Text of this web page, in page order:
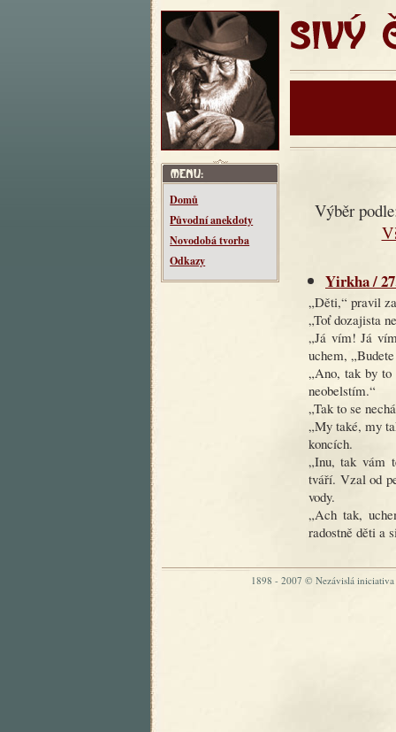
SIVÝ
Domů
Původní anekdoty
Novodobá tvorba
Odkazy
Výběr
Yirkha /
„Děti,“ pravil
„Toť dozajista
„Já vím! Já
uchem,
„Ano, tak by
neobelstím.“
„Tak to se
„My také, my
koncích.
„Inu, tak vám
tváří. Vzal od
vody.
„Ach tak,
radostně děti a
1898 - 2007 © Nezávislá